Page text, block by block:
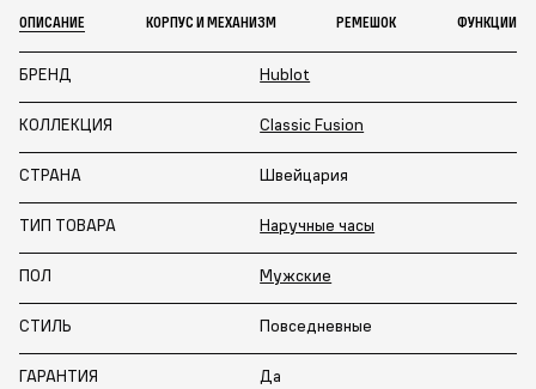
ОПИСАНИЕ КОРПУС И МЕХАНИЗМ РЕМЕШОК ФУНКЦИИ
БРЕНД Hublot
КОЛЛЕКЦИЯ Classic Fusion
СТРАНА Швейцария
ТИП ТОВАРА Наручные часы
ПОЛ Мужские
СТИЛЬ Повседневные
ГАРАНТИЯ Да